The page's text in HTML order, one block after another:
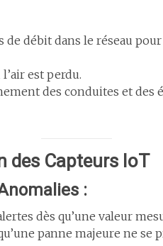
débit dans le réseau
est perdu.
des conduites et des
des Capteurs IoT
:
dès qu’une valeur
panne majeure ne se